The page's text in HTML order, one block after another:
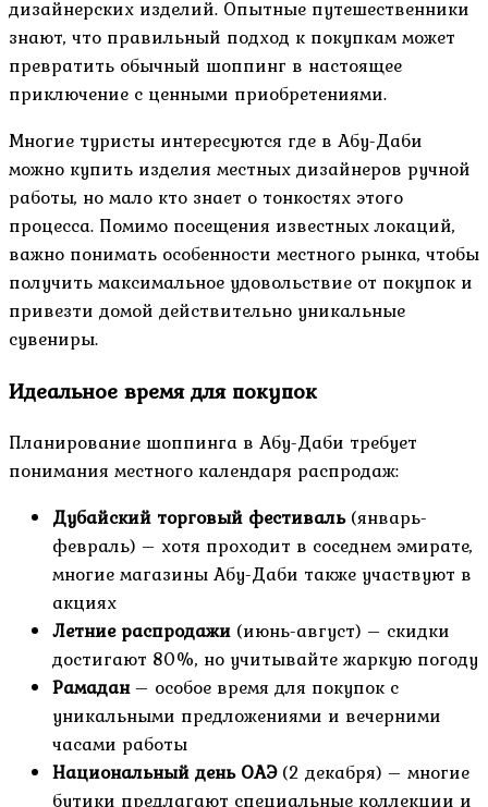
дизайнерских изделий. Опытные путешественники
знают, что правильный подход к покупкам может
превратить обычный шоппинг в настоящее
приключение с ценными приобретениями.
Многие туристы интересуются где в Абу-Даби
можно купить изделия местных дизайнеров ручной
работы, но мало кто знает о тонкостях этого
процесса. Помимо посещения известных локаций,
важно понимать особенности местного рынка, чтобы
получить максимальное удовольствие от покупок и
привезти домой действительно уникальные
сувениры.
Идеальное время для покупок
Планирование шоппинга в Абу-Даби требует
понимания местного календаря распродаж:
Дубайский торговый фестиваль(январь-
февраль) – хотя проходит в соседнем эмирате,
многие магазины Абу-Даби также участвуют в
акциях
Летние распродажи (июнь-август) – скидки
достигают 80%, но учитывайте жаркую погоду
Рамадан– особое время для покупок с
уникальными предложениями и вечерними
часами работы
Национальный день ОАЭ(2 декабря) – многие
бутики предлагают специальные коллекции и